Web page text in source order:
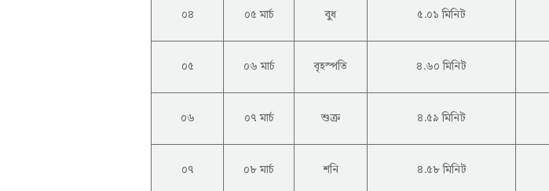
০৪ ০৫ মার্চ বুধ ৫.০১ মিনিট
০৫ ০৬ মার্চ বৃহস্পতি ৪.৬০ মিনিট
০৬ ০৭ মার্চ শুক্র ৪.৫৯ মিনিট
০৭ ০৮ মার্চ শনি ৪.৫৮ মিনিট